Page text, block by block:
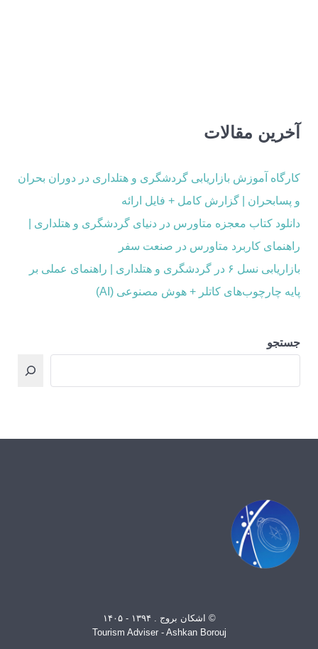
آخرین مقالات
کارگاه آموزش بازاریابی گردشگری و هتلداری در دوران بحران
و پسابحران | گزارش کامل + فایل ارائه
دانلود کتاب معجزه متاورس در دنیای گردشگری و هتلداری |
راهنمای کاربرد متاورس در صنعت سفر
بازاریابی نسل ۶ در گردشگری و هتلداری | راهنمای عملی بر
پایه چارچوب‌های کاتلر + هوش مصنوعی (AI)
جستجو
© اشکان بروج . ۱۳۹۴ - ۱۴۰۵
Tourism Adviser - Ashkan Borouj